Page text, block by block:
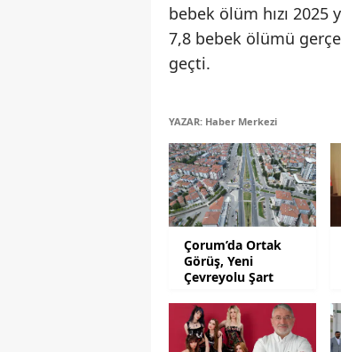
bebek ölüm hızı 2025
7,8 bebek ölümü
geçti.
YAZAR: Haber Merkezi
Çorum’da Ortak
Görüş, Yeni
Çevreyolu Şart